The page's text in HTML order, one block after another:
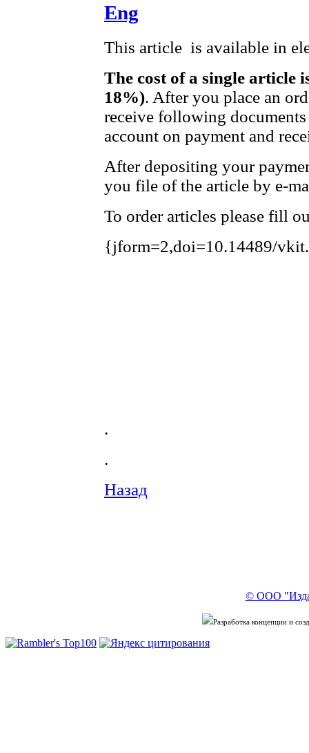
Eng
This article is available in
The cost of a single article
18%). After you place an
receive following
account on payment and
After depositing your
you file of the article by e-
To order articles please fill
{jform=2,doi=10.14489/
.
.
Назад
© ООО
Разработка концепции и